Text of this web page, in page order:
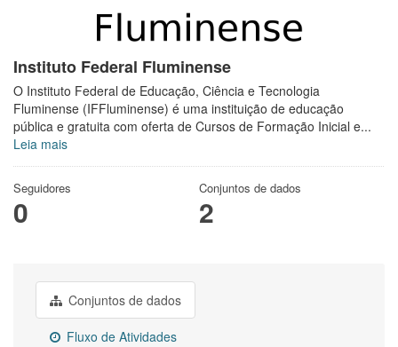
Instituto Federal Fluminense
O Instituto Federal de Educação, Ciência e Tecnologia
Fluminense (IFFluminense) é uma instituição de educação
pública e gratuita com oferta de Cursos de Formação Inicial e...
Leia mais
Seguidores
0
Conjuntos de dados
2
Conjuntos de dados
Fluxo de Atividades